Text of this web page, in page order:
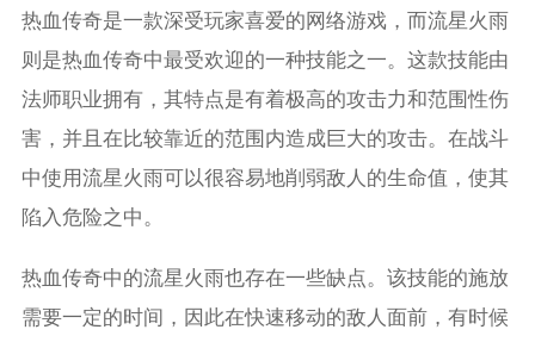
热血传奇是一款深受玩家喜爱的网络游戏，而流星火雨
则是热血传奇中最受欢迎的一种技能之一。这款技能由
法师职业拥有，其特点是有着极高的攻击力和范围性伤
害，并且在比较靠近的范围内造成巨大的攻击。在战斗
中使用流星火雨可以很容易地削弱敌人的生命值，使其
陷入危险之中。
热血传奇中的流星火雨也存在一些缺点。该技能的施放
需要一定的时间，因此在快速移动的敌人面前，有时候